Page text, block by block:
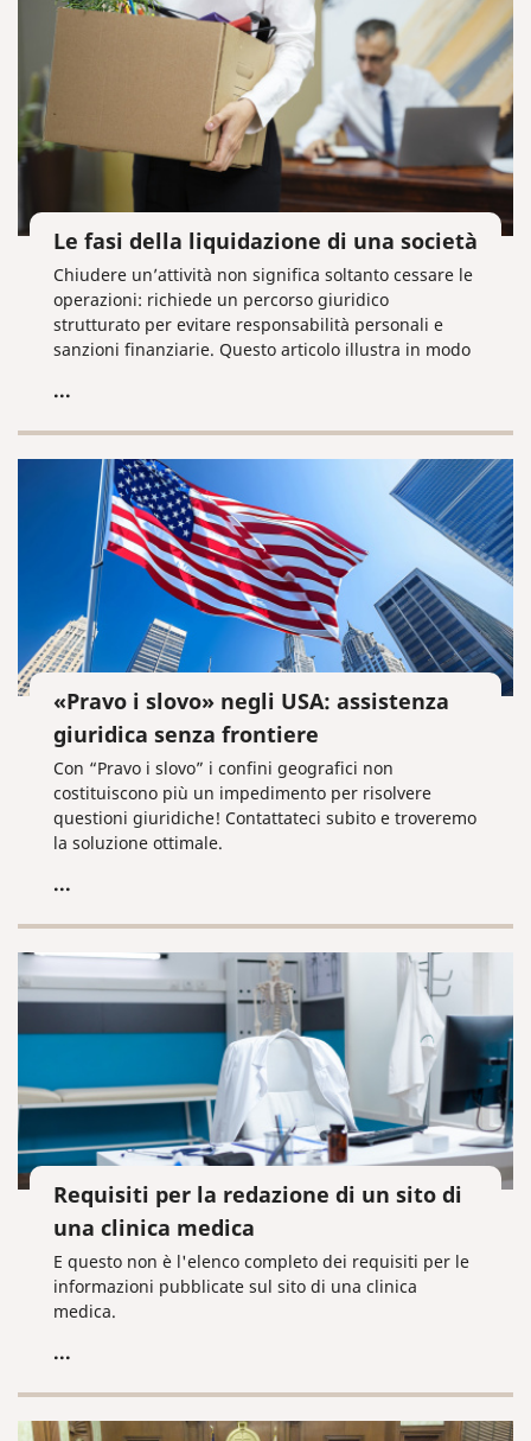
Le fasi della liquidazione di una società
Chiudere un’attività non significa soltanto cessare le
operazioni: richiede un percorso giuridico
strutturato per evitare responsabilità personali e
sanzioni finanziarie. Questo articolo illustra in modo
LLC, dalla nomina del liquidatore fino alla
mercato.
...
«Pravo i slovo» negli USA: assistenza
giuridica senza frontiere
Con “Pravo i slovo” i confini geografici non
costituiscono più un impedimento per risolvere
questioni giuridiche! Contattateci subito e troveremo
la soluzione ottimale.
...
Requisiti per la redazione di un sito di
una clinica medica
E questo non è l'elenco completo dei requisiti per le
informazioni pubblicate sul sito di una clinica
medica.
...